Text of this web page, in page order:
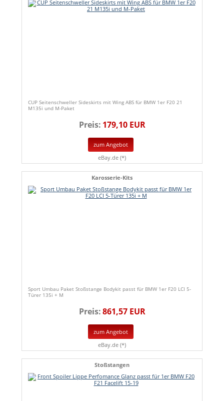
CUP Seitenschweller Sideskirts mit Wing ABS für BMW 1er F20 21
M135i und M-Paket
Preis: 179,10 EUR
zum Angebot
eBay.de (*)
Karosserie-Kits
Sport Umbau Paket Stoßstange Bodykit passt für BMW 1er F20 LCI 5-
Türer 135i + M
Preis:861,57 EUR
zum Angebot
eBay.de (*)
Stoßstangen